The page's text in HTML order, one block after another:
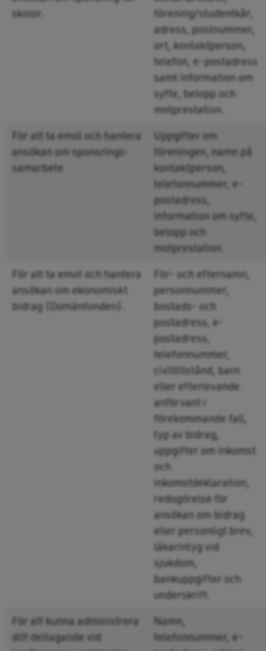
skolor.
förening/studentkår,
adress, postnummer,
ort, kontaktperson,
telefon, e-postadress
samt information om
syfte, belopp och
motprestation.
För att ta emot och hantera
ansökan om sponsrings-
samarbete
Uppgifter om
föreningen, namn på
kontaktperson,
telefonnummer, e-
postadress,
information om syfte,
belopp och
motprestation.
För att ta emot och hantera
ansökan om ekonomiskt
bidrag (Domänfonden).
För- och efternamn,
personnummer,
bostads- och
postadress, e-
postadress,
telefonnummer,
civiltillstånd, barn
eller efterlevande
anförvant i
förekommande fall,
typ av bidrag,
uppgifter om inkomst
och
inkomstdeklaration,
redogörelse för
ansökan om bidrag
eller personligt brev,
läkarintyg vid
sjukdom,
bankuppgifter och
underskrift.
För att kunna administrera
ditt deltagande vid
Namn,
telefonnummer, e-